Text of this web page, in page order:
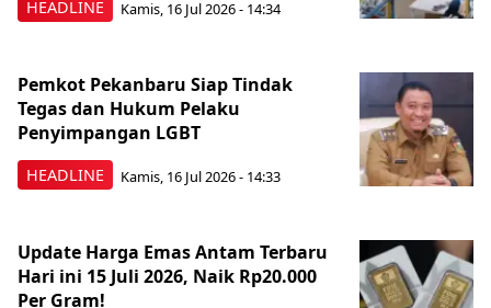
HEADLINE Kamis, 16 Jul 2026 - 14:34
HEADLINE
Pemkot Pekanbaru Siap Tindak
Tegas dan Hukum Pelaku
Penyimpangan LGBT
Kamis, 16 Jul 2026 - 14:33
Update Harga Emas Antam Terbaru
Hari ini 15 Juli 2026, Naik Rp20.000
Per Gram!